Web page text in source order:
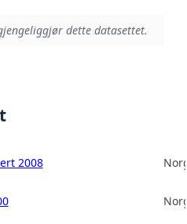
dette datasettet.
2008